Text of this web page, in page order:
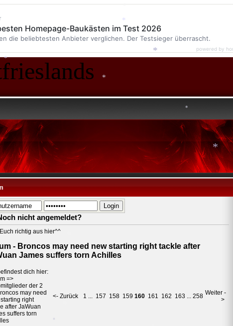
nicht angemeldet?
richtig aus hier^^
- Broncos may need new starting right tackle after
James suffers torn Achilles
dich hier:
=>
der 2
may need
right
after JaWuan
suffers torn
<- Zurück 1 ... 157 158 159 160 161 162 163 ... 258 Weiter -
>
Homepage-Baukästen im Test 2026
die beliebtesten Anbieter verglichen. Der Testsieger überrascht.
powered by
*
*
*
*
*